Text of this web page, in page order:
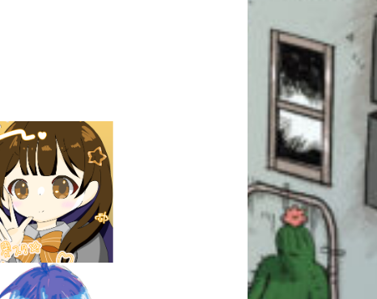
このマチのことを
もっと知りたい
キミに